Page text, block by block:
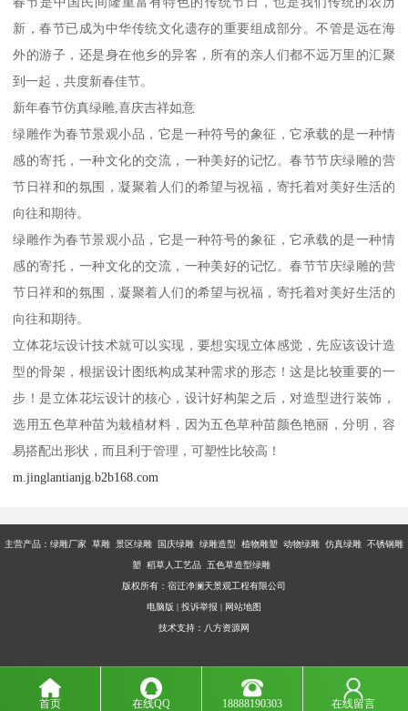
新，春节已成为中华传统文化遗存的重要组成部分。不管是远在海
外的游子，还是身在他乡的异客，所有的亲人们都不远万里的汇聚
到一起，共度新春佳节。
新年春节仿真绿雕,喜庆吉祥如意
绿雕作为春节景观小品，它是一种符号的象征，它承载的是一种情
感的寄托，一种文化的交流，一种美好的记忆。春节节庆绿雕的营
节日祥和的氛围，凝聚着人们的希望与祝福，寄托着对美好生活的
向往和期待。
绿雕作为春节景观小品，它是一种符号的象征，它承载的是一种情
感的寄托，一种文化的交流，一种美好的记忆。春节节庆绿雕的营
节日祥和的氛围，凝聚着人们的希望与祝福，寄托着对美好生活的
向往和期待。
立体花坛设计技术就可以实现，要想实现立体感觉，先应该设计造
型的骨架，根据设计图纸构成某种需求的形态！这是比较重要的一
步！是立体花坛设计的核心，设计好构架之后，对造型进行装饰，
选用五色草种苗为栽植材料，因为五色草种苗颜色艳丽，分明，容
易搭配出形状，而且利于管理，可塑性比较高！
m.jinglantianjg.b2b168.com
主营产品： 绿雕厂家 草雕 景区绿雕 国庆绿雕 绿雕造型 植物雕塑 动物绿雕 仿真绿雕 不锈钢雕
塑 稻草人工艺品 五色草造型绿雕
版权所有：宿迁净澜天景观工程有限公司
电脑版 | 投诉举报 | 网站地图
技术支持： 八方资源网
首页 在线QQ 18888190303 在线留言